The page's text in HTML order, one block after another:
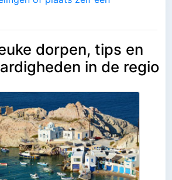
dorpen, tips en
in de regio